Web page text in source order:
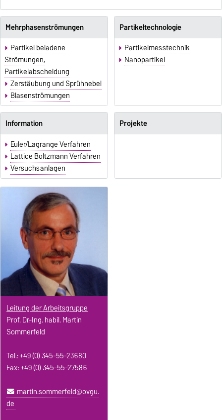
Mehrphasenströmungen
Partikel beladene
Strömungen,
Partikelabscheidung
Zerstäubung und Sprühnebel
Blasenströmungen
Partikeltechnologie
Partikelmesstechnik
Nanopartikel
Information
Euler/Lagrange Verfahren
Lattice Boltzmann Verfahren
Versuchsanlagen
Projekte
Leitung der Arbeitsgruppe
Prof. Dr.-Ing. habil. Martin
Sommerfeld
Tel.: +49 (0) 345-55-23680
Fax: +49 (0) 345-55-27586
martin.sommerfeld@ovgu.
de